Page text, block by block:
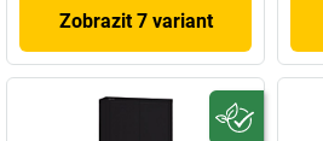
Zobrazit 7 variant